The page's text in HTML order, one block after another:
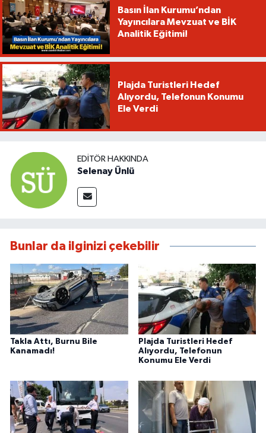
Basın İlan Kurumu’ndan
Yayıncılara Mevzuat ve BİK
Analitik Eğitimi!
Plajda Turistleri Hedef
Alıyordu, Telefonun Konumu
Ele Verdi
EDITÖR HAKKINDA
Selenay Ünlü
Bunlar da ilginizi çekebilir
Takla Attı, Burnu Bile
Kanamadı!
Plajda Turistleri Hedef
Alıyordu, Telefonun
Konumu Ele Verdi